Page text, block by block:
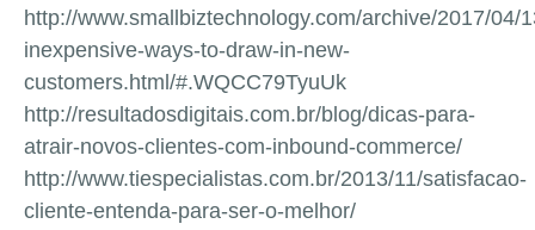
http://www.smallbiztechnology.com/archive/2017/04/
inexpensive-ways-to-draw-in-new-
customers.html/#.WQCC79TyuUk
http://resultadosdigitais.com.br/blog/dicas-para-
atrair-novos-clientes-com-inbound-commerce/
http://www.tiespecialistas.com.br/2013/11/satisfacao-
cliente-entenda-para-ser-o-melhor/